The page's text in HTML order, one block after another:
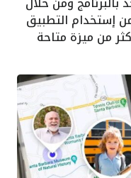
إستخدام التطبيق
من ميزة متاحة